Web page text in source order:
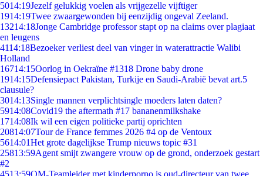
5014:19Jezelf gelukkig voelen als vrijgezelle vijftiger
1914:19Twee zwaargewonden bij eenzijdig ongeval Zeeland.
13214:18Jonge Cambridge professor stapt op na claims over plagiaat
en leugens
4114:18Bezoeker verliest deel van vinger in waterattractie Walibi
Holland
16714:15Oorlog in Oekraïne #1318 Drone baby drone
1914:15Defensiepact Pakistan, Turkije en Saudi-Arabië bevat art.5
clausule?
3014:13Single mannen verplichtsingle moeders laten daten?
5914:08Covid19 the aftermath #17 bananenmilkshake
1714:08Ik wil een eigen politieke partij oprichten
20814:07Tour de France femmes 2026 #4 op de Ventoux
5614:01Het grote dagelijkse Trump nieuws topic #31
25813:59Agent smijt zwangere vrouw op de grond, onderzoek gestart
#2
4513:59OM-Teamleider met kinderporno is oud-directeur van twee